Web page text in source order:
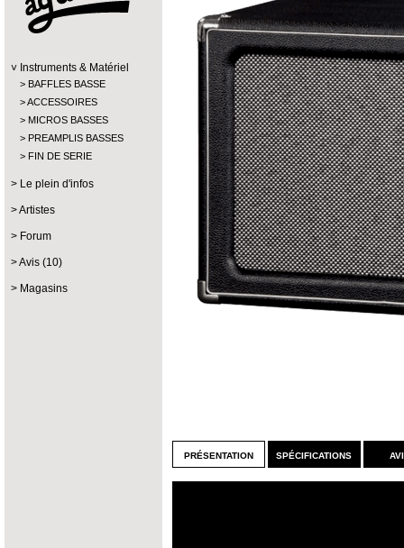
Instruments & Matériel
BAFFLES BASSE
ACCESSOIRES
MICROS BASSES
PREAMPLIS BASSES
FIN DE SERIE
Le plein d'infos
Artistes
Forum
Avis (10)
Magasins
présentation spécifications